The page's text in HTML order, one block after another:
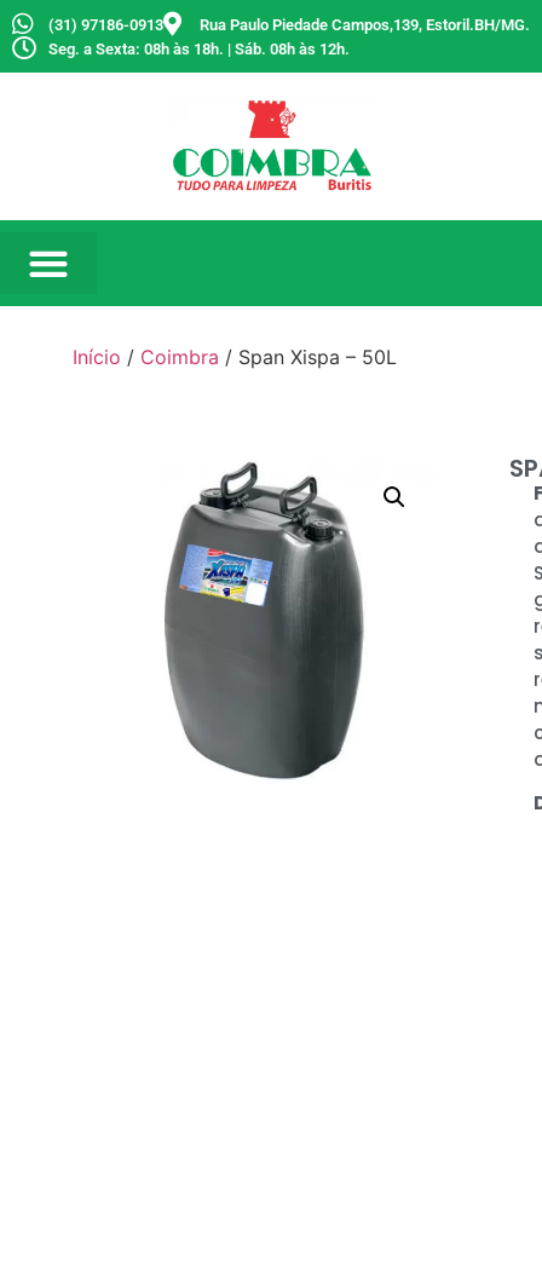
(31) 97186-0913
Rua Paulo Piedade Campos,139, Estoril.BH/MG.
Seg. a Sexta: 08h às 18h. | Sáb. 08h às 12h.
Início / Coimbra / Span Xispa – 50L